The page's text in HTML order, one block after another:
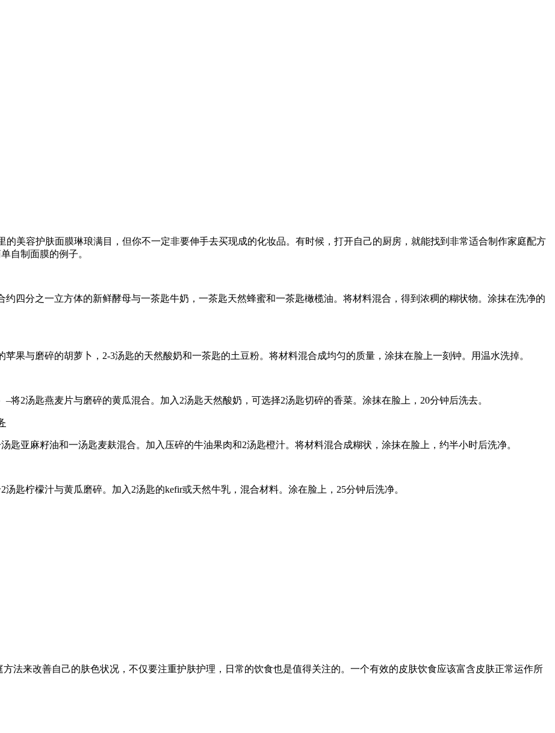
的美容护肤面膜琳琅满目，但你不一定非要伸手去买现成的化妆品。有时候，打开自己的厨房，就能找到非常适合制作家庭配方
自制面膜的例子。
约四分之一立方体的新鲜酵母与一茶匙牛奶，一茶匙天然蜂蜜和一茶匙橄榄油。将材料混合，得到浓稠的糊状物。涂抹在洗净的
苹果与磨碎的胡萝卜，2-3汤匙的天然酸奶和一茶匙的土豆粉。将材料混合成均匀的质量，涂抹在脸上一刻钟。用温水洗掉。
将2汤匙燕麦片与磨碎的黄瓜混合。加入2汤匙天然酸奶，可选择2汤匙切碎的香菜。涂抹在脸上，20分钟后洗去。
匙亚麻籽油和一汤匙麦麸混合。加入压碎的牛油果肉和2汤匙橙汁。将材料混合成糊状，涂抹在脸上，约半小时后洗净。
匙柠檬汁与黄瓜磨碎。加入2汤匙的kefir或天然牛乳，混合材料。涂在脸上，25分钟后洗净。
法来改善自己的肤色状况，不仅要注重护肤护理，日常的饮食也是值得关注的。一个有效的皮肤饮食应该富含皮肤正常运作所